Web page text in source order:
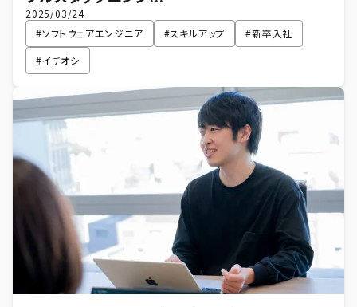
2025/03/24
#ソフトウェアエンジニア #スキルアップ #新卒入社
#イチオシ